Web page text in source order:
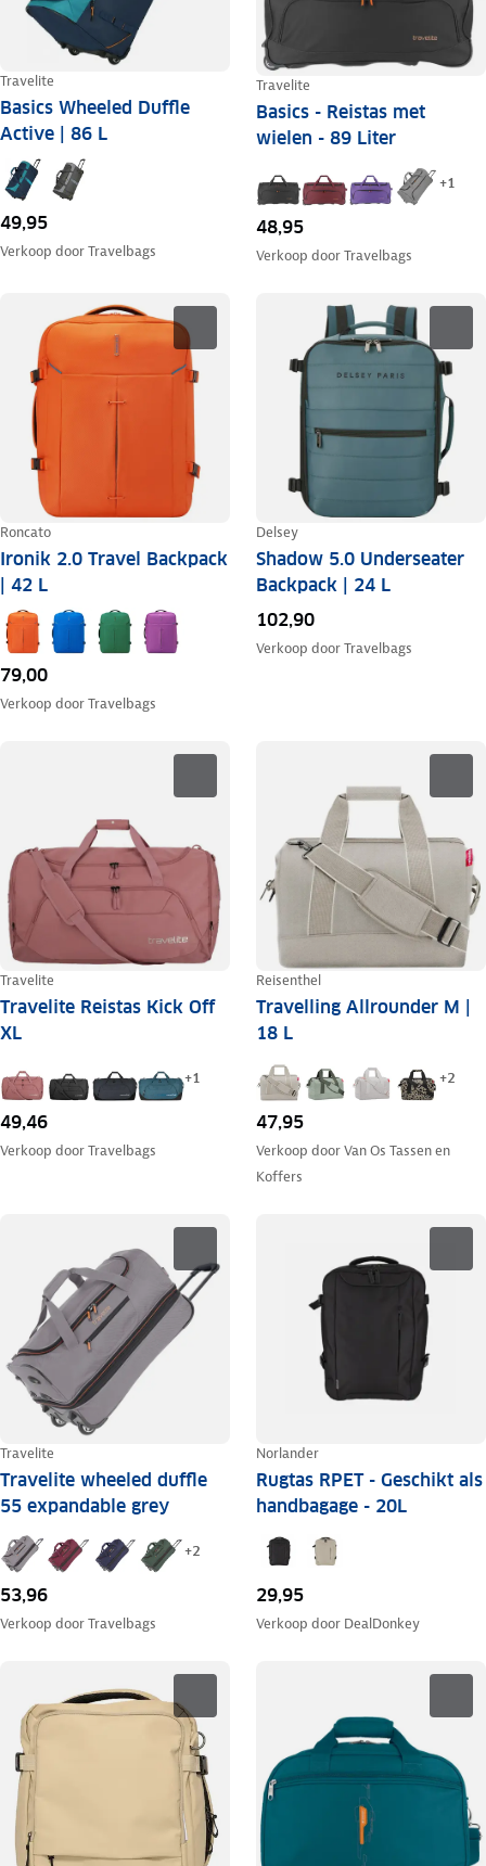
Travelite
Basics Wheeled Duffle
Active | 86 L
49,95
Verkoop doorTravelbags
Travelite
Basics - Reistas met
wielen - 89 Liter
+1
48,95
Verkoop doorTravelbags
Roncato
Ironik 2.0 Travel Backpack
| 42 L
79,00
Verkoop doorTravelbags
Delsey
Shadow 5.0 Underseater
Backpack | 24 L
102,90
Verkoop doorTravelbags
Travelite
Travelite Reistas Kick Off
XL
+1
49,46
Verkoop doorTravelbags
Reisenthel
Travelling Allrounder M |
18 L
+2
47,95
Verkoop doorVan Os Tassen en
Koffers
Travelite
Travelite wheeled duffle
55 expandable grey
+2
53,96
Verkoop doorTravelbags
Norlander
Rugtas RPET - Geschikt als
handbagage - 20L
29,95
Verkoop door DealDonkey